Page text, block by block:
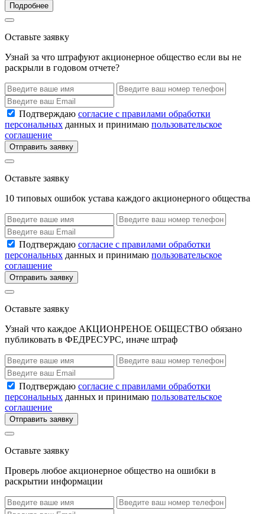
Подробнее
Оставьте заявку
Узнай за что штрафуют акционерное общество если вы не
раскрыли в годовом отчете?
Подтверждаю согласие с правилами обработки
персональных данных и принимаю пользовательское
соглашение
Отправить заявку
Оставьте заявку
10 типовых ошибок устава каждого акционерного общества
Подтверждаю согласие с правилами обработки
персональных данных и принимаю пользовательское
соглашение
Отправить заявку
Оставьте заявку
Узнай что каждое АКЦИОНРЕНОЕ ОБЩЕСТВО обязано
публиковать в ФЕДРЕСУРС, иначе штраф
Подтверждаю согласие с правилами обработки
персональных данных и принимаю пользовательское
соглашение
Отправить заявку
Оставьте заявку
Проверь любое акционерное общество на ошибки в
раскрытии информации